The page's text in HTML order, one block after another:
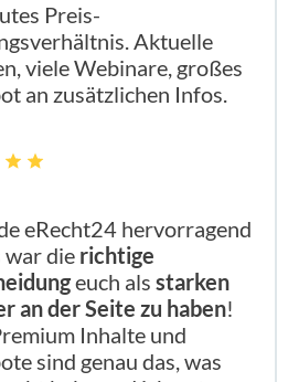
Preis-
Aktuelle
viele Webinare, großes
an zusätzlichen Infos.
eRecht24 hervorragend
war die richtige
euch als starken
an der Seite zu haben!
Inhalte und
sind genau das, was